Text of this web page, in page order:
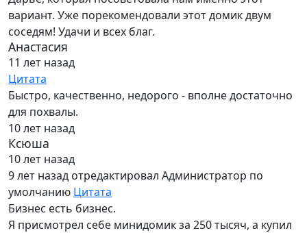
вариант. Уже порекомендовали этот домик двум
соседям! Удачи и всех благ.
Анастасия
11 лет назад
Цитата
Быстро, качественно, недорого - вполне достаточно
для похвалы.
10 лет назад
Ксюша
10 лет назад
9 лет назад отредактировал Администратор по
умолчанию Цитата
Бизнес есть бизнес.
Я присмотрел себе минидомик за 250 тысяч, а купил